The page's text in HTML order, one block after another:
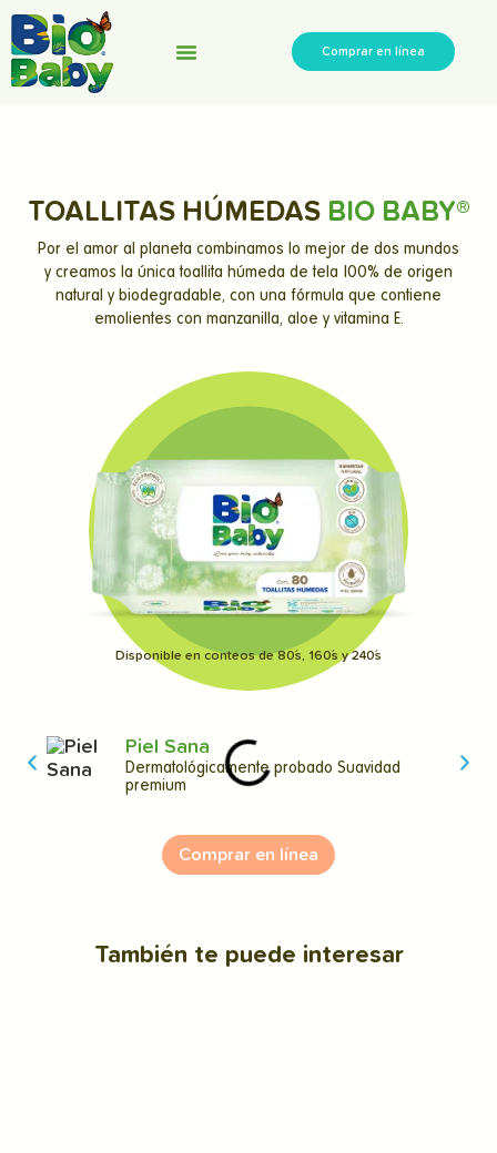
Comprar en línea
TOALLITAS HÚMEDASBIO BABY®
Por el amor al planeta combinamos lo mejor de dos mundos
y creamos la única toallita húmeda de tela 100% de origen
natural y biodegradable, con una fórmula que contiene
emolientes con manzanilla, aloe y vitamina E.
Disponible en conteos de 80´s, 160´s y 240´s
Piel Sana
Dermatológicamente probado Suavidad
premium
Comprar en línea
También te puede interesar